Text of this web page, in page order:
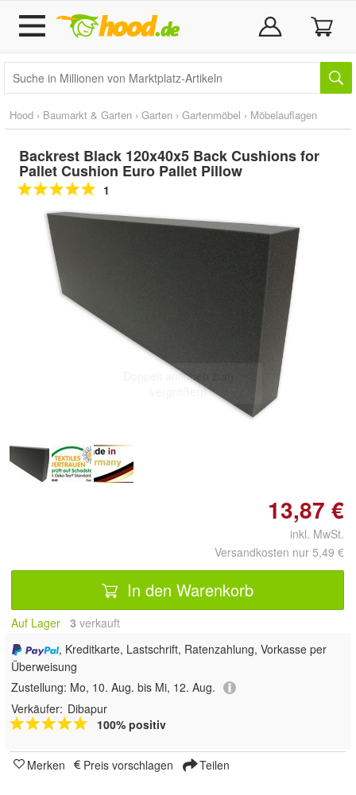
Hood › Baumarkt & Garten › Garten › Gartenmöbel › Möbelauflagen
Backrest Black 120x40x5 Back Cushions for
Pallet Cushion Euro Pallet Pillow
1
Doppelt antippen zum
vergrößern
13,87 €
inkl. MwSt.
Versandkosten nur 5,49 €
In den Warenkorb
Auf Lager 3 verkauft
, Kreditkarte, Lastschrift, Ratenzahlung, Vorkasse per
Überweisung
Zustellung: Mo, 10. Aug. bis Mi, 12. Aug.
Verkäufer: Dibapur
100% positiv
Merken Preis vorschlagen Teilen